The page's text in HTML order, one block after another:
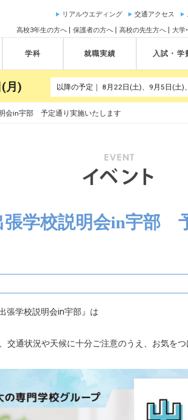
高校3年生の方へ 保護者の方へ 高校の先生方へ 大学
リアルウエディング 交通アクセス
学科 就職実績 入試・学
月)
会in宇部 予定通り実施いたします
張学校説明会in宇部
張学校説明会in宇部』は
交通状況や天候に十分ご注意のうえ、お気をつ